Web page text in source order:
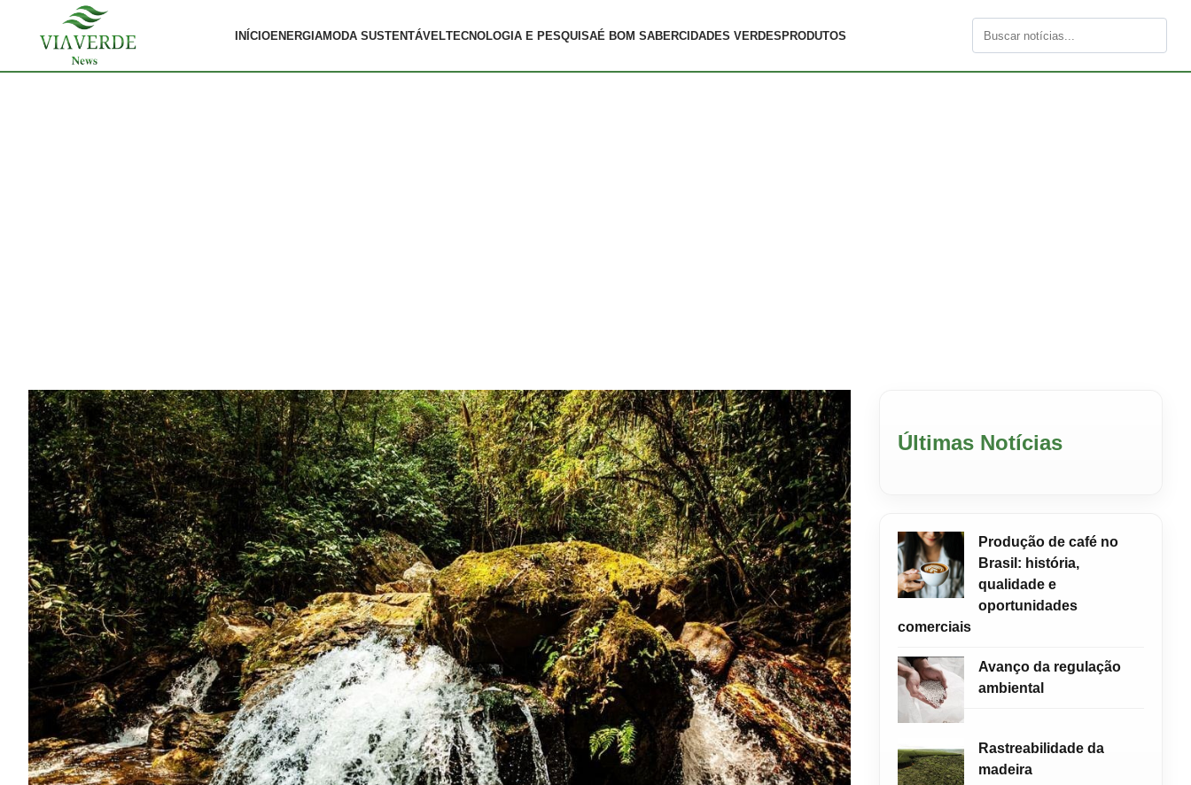
INÍCIOENERGIAMODA SUSTENTÁVELTECNOLOGIA E PESQUISAÉ BOM SABERCIDADES VERDES PRODUTOS
Buscar
Últimas Notícias
Produção de café no
Brasil: história,
qualidade e
oportunidades
comerciais
Avanço da regulação
ambiental
Rastreabilidade da
madeira